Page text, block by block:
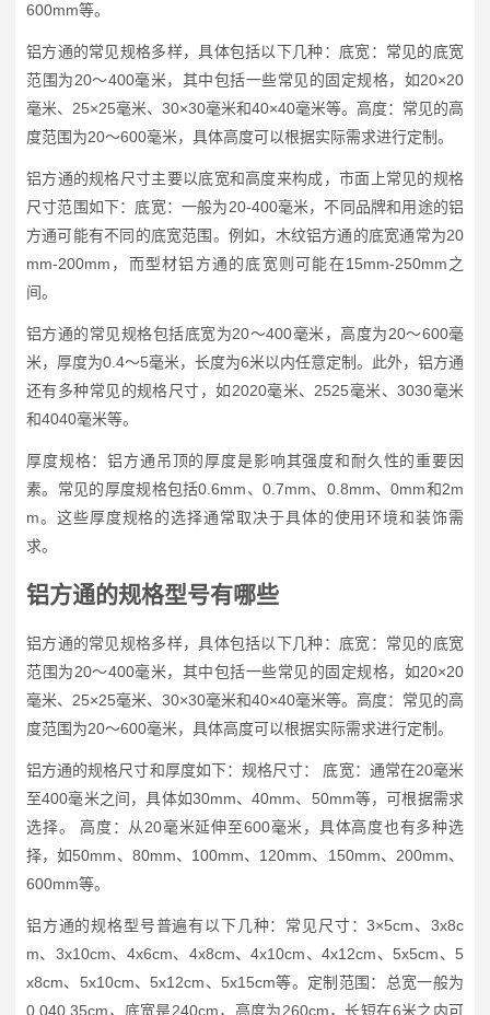
600mm等。
铝方通的常见规格多样，具体包括以下几种：底宽：常见的底宽
范围为20～400毫米，其中包括一些常见的固定规格，如20×20
毫米、25×25毫米、30×30毫米和40×40毫米等。高度：常见的高
度范围为20～600毫米，具体高度可以根据实际需求进行定制。
铝方通的规格尺寸主要以底宽和高度来构成，市面上常见的规格
尺寸范围如下：底宽：一般为20-400毫米，不同品牌和用途的铝
方通可能有不同的底宽范围。例如，木纹铝方通的底宽通常为20
mm-200mm，而型材铝方通的底宽则可能在15mm-250mm之
间。
铝方通的常见规格包括底宽为20～400毫米，高度为20～600毫
米，厚度为0.4～5毫米，长度为6米以内任意定制。此外，铝方通
还有多种常见的规格尺寸，如2020毫米、2525毫米、3030毫米
和4040毫米等。
厚度规格：铝方通吊顶的厚度是影响其强度和耐久性的重要因
素。常见的厚度规格包括0.6mm、0.7mm、0.8mm、0mm和2m
m。这些厚度规格的选择通常取决于具体的使用环境和装饰需
求。
铝方通的规格型号有哪些
铝方通的常见规格多样，具体包括以下几种：底宽：常见的底宽
范围为20～400毫米，其中包括一些常见的固定规格，如20×20
毫米、25×25毫米、30×30毫米和40×40毫米等。高度：常见的高
度范围为20～600毫米，具体高度可以根据实际需求进行定制。
铝方通的规格尺寸和厚度如下：规格尺寸： 底宽：通常在20毫米
至400毫米之间，具体如30mm、40mm、50mm等，可根据需求
选择。 高度：从20毫米延伸至600毫米，具体高度也有多种选
择，如50mm、80mm、100mm、120mm、150mm、200mm、
600mm等。
铝方通的规格型号普遍有以下几种：常见尺寸：3×5cm、3x8c
m、3x10cm、4x6cm、4x8cm、4x10cm、4x12cm、5x5cm、5
x8cm、5x10cm、5x12cm、5x15cm等。定制范围：总宽一般为
0.040.35cm，底宽是240cm，高度为260cm，长短在6米之内可